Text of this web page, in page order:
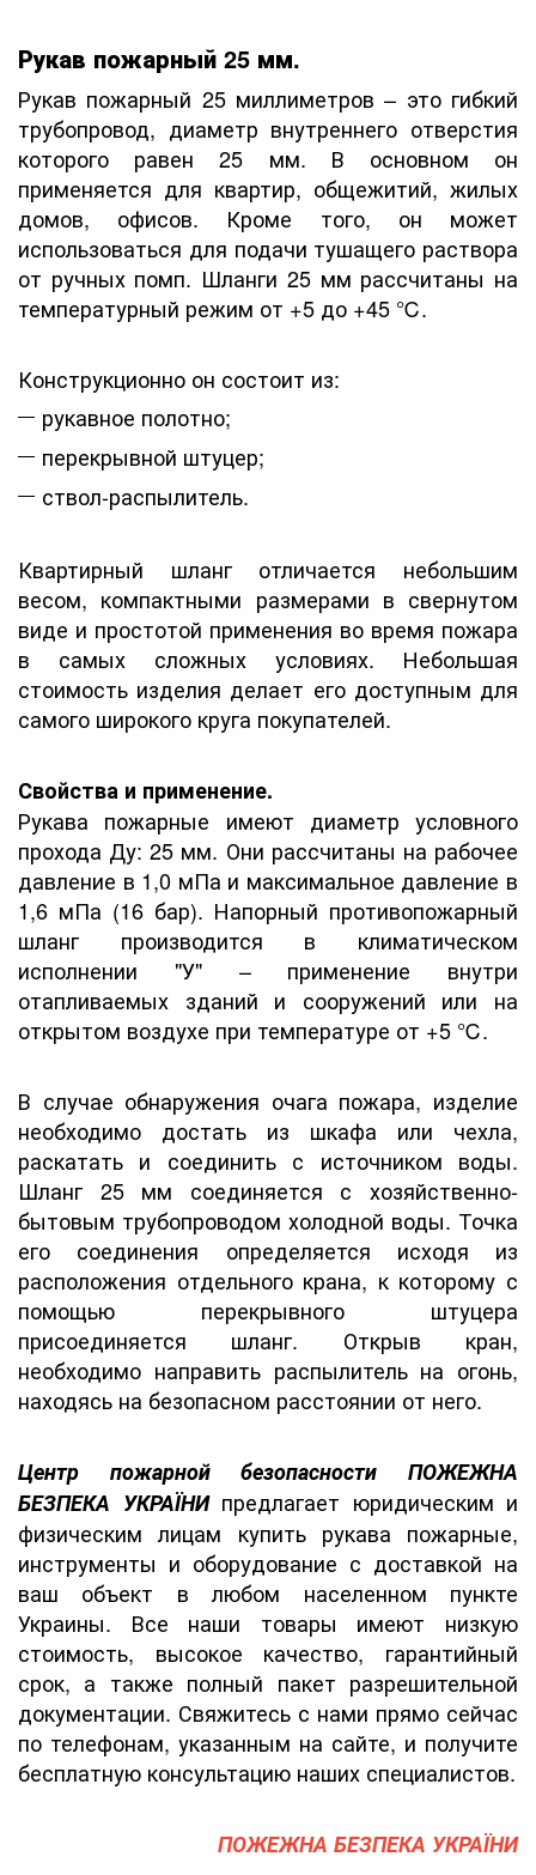
Рукав пожарный 25 мм.
Рукав пожарный 25 миллиметров – это гибкий
трубопровод, диаметр внутреннего отверстия
которого равен 25 мм. В основном он
применяется для квартир, общежитий, жилых
домов, офисов. Кроме того, он может
использоваться для подачи тушащего раствора
от ручных помп. Шланги 25 мм рассчитаны на
температурный режим от +5 до +45 ℃.
Конструкционно он состоит из:
рукавное полотно;
перекрывной штуцер;
ствол-распылитель.
Квартирный шланг отличается небольшим
весом, компактными размерами в свернутом
виде и простотой применения во время пожара
в самых сложных условиях. Небольшая
стоимость изделия делает его доступным для
самого широкого круга покупателей.
Свойства и применение.
Рукава пожарные имеют диаметр условного
прохода Ду: 25 мм. Они рассчитаны на рабочее
давление в 1,0 мПа и максимальное давление в
1,6 мПа (16 бар). Напорный противопожарный
шланг производится в климатическом
исполнении "У" – применение внутри
отапливаемых зданий и сооружений или на
открытом воздухе при температуре от +5 ℃.
В случае обнаружения очага пожара, изделие
необходимо достать из шкафа или чехла,
раскатать и соединить с источником воды.
Шланг 25 мм соединяется с хозяйственно-
бытовым трубопроводом холодной воды. Точка
его соединения определяется исходя из
расположения отдельного крана, к которому с
помощью перекрывного штуцера
присоединяется шланг. Открыв кран,
необходимо направить распылитель на огонь,
находясь на безопасном расстоянии от него.
Центр пожарной безопасности ПОЖЕЖНА
БЕЗПЕКА УКРАЇНИ предлагает юридическим и
физическим лицам купить рукава пожарные,
инструменты и оборудование с доставкой на
ваш объект в любом населенном пункте
Украины. Все наши товары имеют низкую
стоимость, высокое качество, гарантийный
срок, а также полный пакет разрешительной
документации. Свяжитесь с нами прямо сейчас
по телефонам, указанным на сайте, и получите
бесплатную консультацию наших специалистов.
ПОЖЕЖНА БЕЗПЕКА УКРАЇНИ